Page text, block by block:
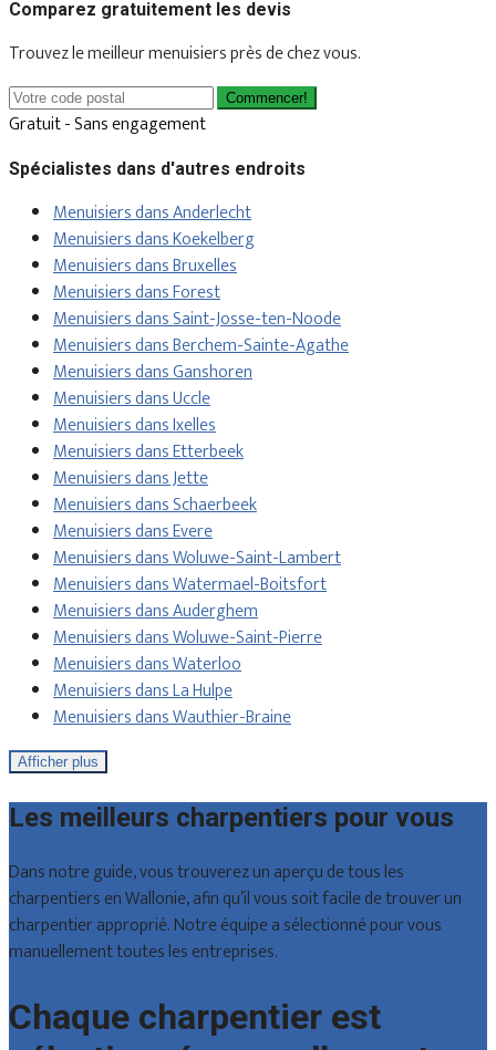
Comparez gratuitement les devis
Trouvez le meilleur menuisiers près de chez vous.
Commencer!
Gratuit - Sans engagement
Spécialistes dans d'autres endroits
Menuisiers dans Anderlecht
Menuisiers dans Koekelberg
Menuisiers dans Bruxelles
Menuisiers dans Forest
Menuisiers dans Saint-Josse-ten-Noode
Menuisiers dans Berchem-Sainte-Agathe
Menuisiers dans Ganshoren
Menuisiers dans Uccle
Menuisiers dans Ixelles
Menuisiers dans Etterbeek
Menuisiers dans Jette
Menuisiers dans Schaerbeek
Menuisiers dans Evere
Menuisiers dans Woluwe-Saint-Lambert
Menuisiers dans Watermael-Boitsfort
Menuisiers dans Auderghem
Menuisiers dans Woluwe-Saint-Pierre
Menuisiers dans Waterloo
Menuisiers dans La Hulpe
Menuisiers dans Wauthier-Braine
Afficher plus
Les meilleurs charpentiers pour vous
Dans notre guide, vous trouverez un aperçu de tous les
charpentiers en Wallonie, afin qu’il vous soit facile de trouver un
charpentier approprié. Notre équipe a sélectionné pour vous
manuellement toutes les entreprises.
Chaque charpentier est